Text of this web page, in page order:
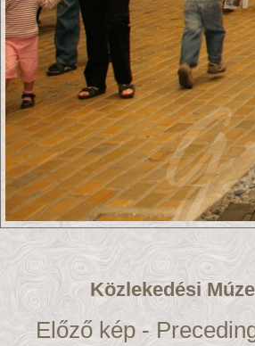
Közlekedési
Előző kép -